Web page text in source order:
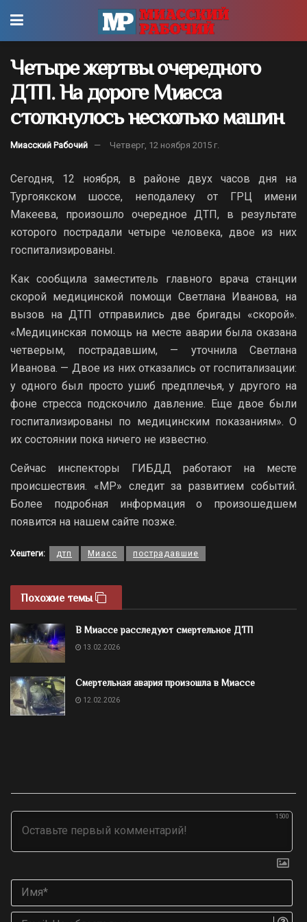
Четыре жертвы очередного
ДТП. На дороге Миасса
столкнулось несколько машин
Миасский Рабочий Четверг, 12 ноября 2015 г.
Сегодня, 12 ноября, в районе двух часов дня на
Тургоякском шоссе, неподалеку от ГРЦ имени
Макеева, произошло очередное ДТП, в результате
которого пострадали четыре человека, двое из них
госпитализированы.
Как сообщила заместитель главного врача станции
скорой медицинской помощи Светлана Иванова, на
вызов на ДТП отправились две бригады «скорой».
«Медицинская помощь на месте аварии была оказана
четверым, пострадавшим, — уточнила Светлана
Иванова. — Двое из них отказались от госпитализации:
у одного был просто ушиб предплечья, у другого на
фоне стресса подскочило давление. Еще двое были
госпитализированы по медицинским показаниям». О
их состоянии пока ничего не известно.
Сейчас инспекторы ГИБДД работают на месте
происшествия. «МР» следит за развитием событий.
Более подробная информация о произошедшем
появится на нашем сайте позже.
Хештеги: дтп Миасс пострадавшие
Похожие темы
В Миассе расследуют смертельное ДТП
13.02.2026
Смертельная авария произошла в Миассе
12.02.2026
1500